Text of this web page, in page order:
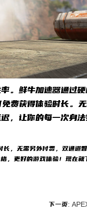
。鲜牛加速器通过
费获得体验时长。
，让你的每一次身
，无需另外付费，双通道
，更好的游戏体验！现在
下一页: